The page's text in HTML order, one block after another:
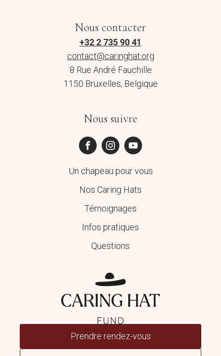
Nous contacter
+32 2 735 90 41
contact@caringhat.org
8 Rue André Fauchille
1150 Bruxelles, Belgique
Nous suivre
Un chapeau pour vous
Nos Caring Hats
Témoignages
Infos pratiques
Questions
Prendre rendez-vous